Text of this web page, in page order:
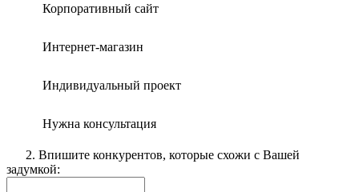
Корпоративный сайт
Интернет-магазин
Индивидуальный проект
Нужна консультация
2. Впишите конкурентов, которые схожи с Вашей
задумкой: